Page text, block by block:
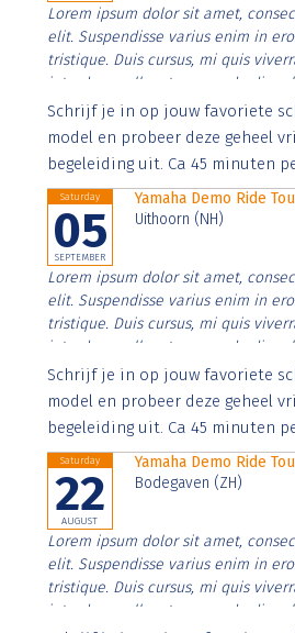
Lorem ipsum dolor sit amet,
elit. Suspendisse varius enim in
tristique. Duis cursus, mi quis
interdum nulla, ut commodo diam
Aenean faucibus nibh et justo
imperdiet. Nunc ut sem vitae risus
Schrijf je in op jouw favoriete
model en probeer deze geheel
begeleiding uit. Ca 45 minuten
Saturday
05
SEPTEMBER
Yamaha Demo Ride
Uithoorn (NH)
Lorem ipsum dolor sit amet,
elit. Suspendisse varius enim in
tristique. Duis cursus, mi quis
interdum nulla, ut commodo diam
Aenean faucibus nibh et justo
imperdiet. Nunc ut sem vitae risus
Schrijf je in op jouw favoriete
model en probeer deze geheel
begeleiding uit. Ca 45 minuten
Saturday
22
AUGUST
Yamaha Demo Ride
Bodegaven (ZH)
Lorem ipsum dolor sit amet,
elit. Suspendisse varius enim in
tristique. Duis cursus, mi quis
interdum nulla, ut commodo diam